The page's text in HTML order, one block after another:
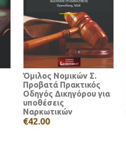
Όμιλος Νομικών Σ.
Προβατά Πρακτικός
Οδηγός Δικηγόρου για
υποθέσεις
Ναρκωτικών
€42.00